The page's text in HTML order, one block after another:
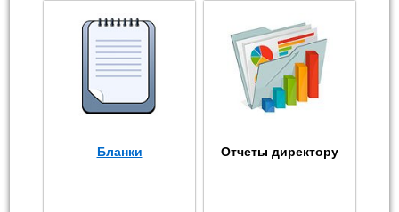
Бланки Отчеты директору